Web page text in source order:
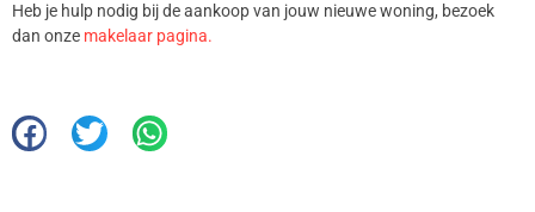
Heb je hulp nodig bij de aankoop van jouw nieuwe woning, bezoek
dan onze makelaar pagina.